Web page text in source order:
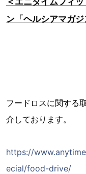
ン「ヘルシアマガジ
フードロスに関する
介しております。
https://
ecial/food-drive/